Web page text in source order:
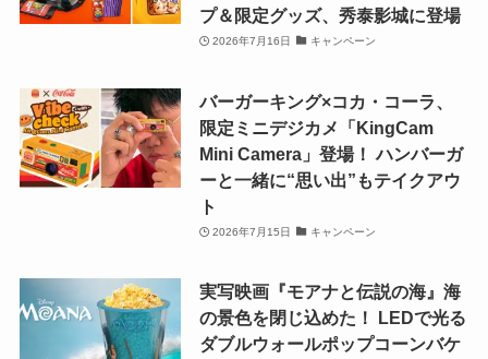
プ＆限定グッズ、秀泰影城に登場
2026年7月16日 キャンペーン
バーガーキング×コカ・コーラ、
限定ミニデジカメ「KingCam
Mini Camera」登場！ ハンバーガ
ーと一緒に“思い出”もテイクアウ
ト
2026年7月15日 キャンペーン
実写映画『モアナと伝説の海』海
の景色を閉じ込めた！ LEDで光る
ダブルウォールポップコーンバケ